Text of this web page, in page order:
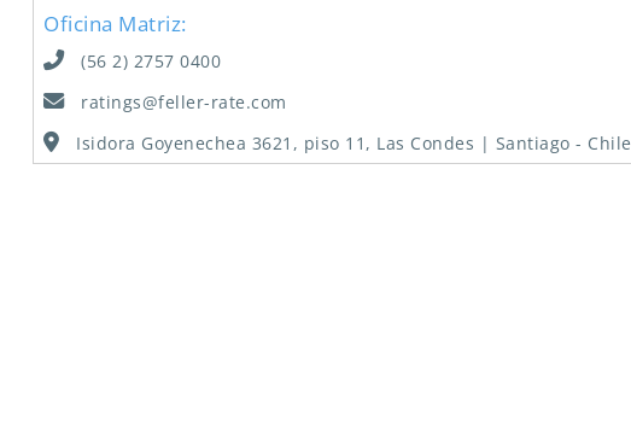
Oficina Matriz:
(56 2) 2757 0400
ratings@feller-rate.com
Isidora Goyenechea 3621, piso 11, Las Condes | Santiago - Chile